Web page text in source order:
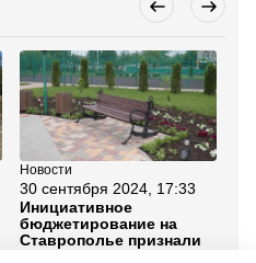
Новости
30 сентября 2024, 17:33
Инициативное
бюджетирование на
Ставрополье признали